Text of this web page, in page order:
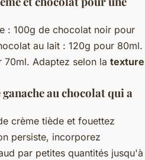
: 100g de chocolat noir pour
au lait : 120g pour 80ml.
Adaptez selon la texture
au chocolat qui a
crème tiède et fouettez
persiste, incorporez
par petites quantités jusqu'à